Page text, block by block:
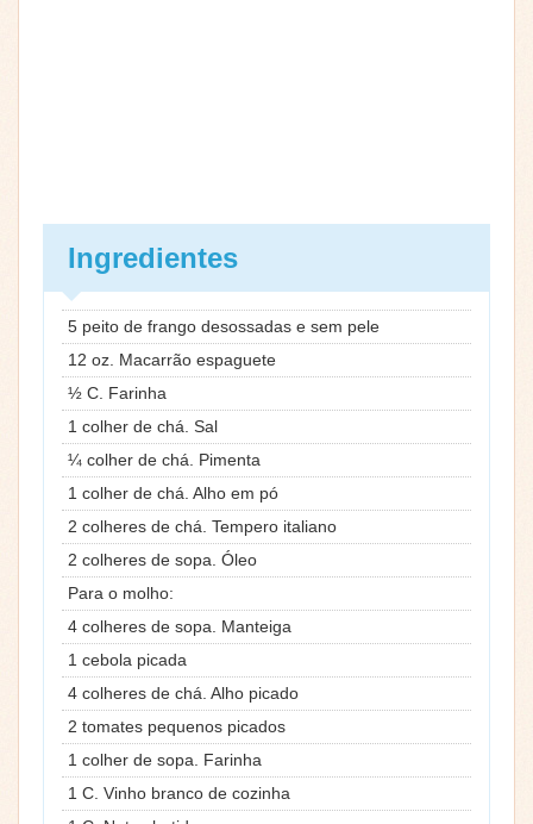
Ingredientes
5 peito de frango desossadas e sem pele
12 oz. Macarrão espaguete
½ C. Farinha
1 colher de chá. Sal
¼ colher de chá. Pimenta
1 colher de chá. Alho em pó
2 colheres de chá. Tempero italiano
2 colheres de sopa. Óleo
Para o molho:
4 colheres de sopa. Manteiga
1 cebola picada
4 colheres de chá. Alho picado
2 tomates pequenos picados
1 colher de sopa. Farinha
1 C. Vinho branco de cozinha